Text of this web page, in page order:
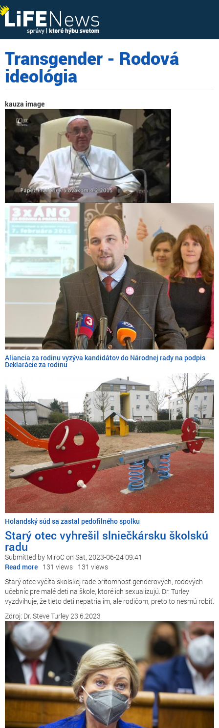
Transgender - Rodová
ideológia
kauza image
Aliancia za rodinu vyzýva kandidátov do Národnej rady na podpis
Deklarácie za rodinu
Holandský súd sa zastal pedofilného spolku
Starý otec vyhrešil slniečkársku školskú
radu
Submitted by MiroC on Sat, 2023-06-24 09:41
Read more about
Starý
otec
vyhrešil
slniečkársku
školskú
radu
131 views 131 views
Starý otec vyčíta školskej rade prítomnosť genderových, rodových
učebníc pre malé deti na škole, ktoré ich sexualizujú. Dr. Turley
vyzdvihuje, že tieto deti nepatria im, ale rodičom, preto to nesmú robiť.
Zdroj: Dr. Steve Turley 23.6.2023